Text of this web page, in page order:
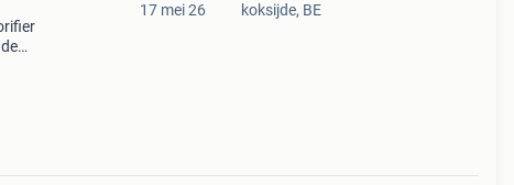
17 mei 26 koksijde, BE